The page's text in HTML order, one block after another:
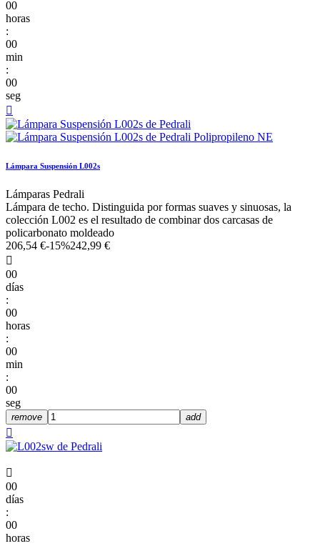
00
horas
:
00
min
:
00
seg

Lámpara Suspensión L002s
Lámparas Pedrali
Lámpara de techo. Distinguida por formas suaves y sinuosas, la
colección L002 es el resultado de combinar dos carcasas de
policarbonato moldeado
206,54 €-15%242,99 €

00
días
:
00
horas
:
00
min
:
00
seg
remove add


00
días
:
00
horas